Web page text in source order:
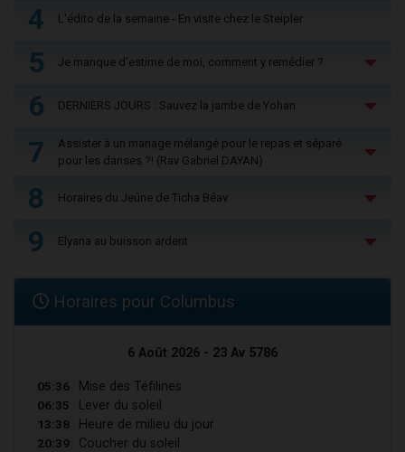
4 L'édito de la semaine - En visite chez le Steipler
5 Je manque d'estime de moi, comment y remédier ?
6 DERNIERS JOURS : Sauvez la jambe de Yohan
7
Assister à un mariage mélangé pour le repas et séparé
pour les danses ?! (Rav Gabriel DAYAN)
8 Horaires du Jeûne de Ticha Béav
9 Elyana au buisson ardent
Horaires pour Columbus
6 Août 2026 - 23 Av 5786
05:36 Mise des Téfilines
06:35 Lever du soleil
13:38 Heure de milieu du jour
20:39 Coucher du soleil